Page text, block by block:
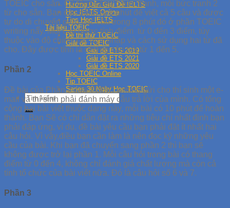
Hướng Dẫn Giải Đề IELTS
Học IELTS Online
Tips Học IELTS
Tài liệu TOEIC
Đề thi thử TOEIC
Giải đề TOEIC
Giải đề ETS 2019
Giải đề ETS 2021
Giải đề ETS 2020
Học TOEIC Online
Tip TOEIC
Series 30 Ngày Học TOEIC
TOEIC cho sẵn. Có tổng cộng 5 bức tranh, mỗi bức tranh 2
từ cho sẵn. Bạn cần dành ra 8 phút để viết cả 5 câu và được
tự do di chuyển giữa các câu trong 8 phút đó ở phần TOEIC
writing này. Mỗi câu được tính điểm từ 0 đến 3 điểm, tùy
thuộc vào độ chính xác ngữ pháp và cách sử dụng hai từ đã
cho. Đây được tính là những câu hỏi từ 1 đến 5.
Phần 2
Đề bài của Phần 2 của TOEIC writing gửi cho thí sinh một e-
mail và thí sinh phải đánh máy câu trả lời của mình. Có tổng
cộng hai bài viết thuộc dạng này, mỗi bài có 10 phút để hoàn
thành. Bạn Sẽ có chỉ dẫn đặt ra những tiêu chí nhất định bạn
phải đáp ứng, ví dụ, đề bài yêu cầu bạn phải đặt ít nhất hai
câu hỏi. Vì vậy,điều bạn cần làm là nên đọc kỹ những yêu
cầu của bài. Khi bạn đã chuyển sang phần 2 thì bạn sẽ
không được trở lại phần 1. Mỗi câu hỏi trong bài có thang
điểm từ 0 đến 4, không chỉ đánh giá chất lượng mà còn cả
tính tổ chức của bài viết nữa. Đó là câu hỏi số 6 và 7.
Phần 3